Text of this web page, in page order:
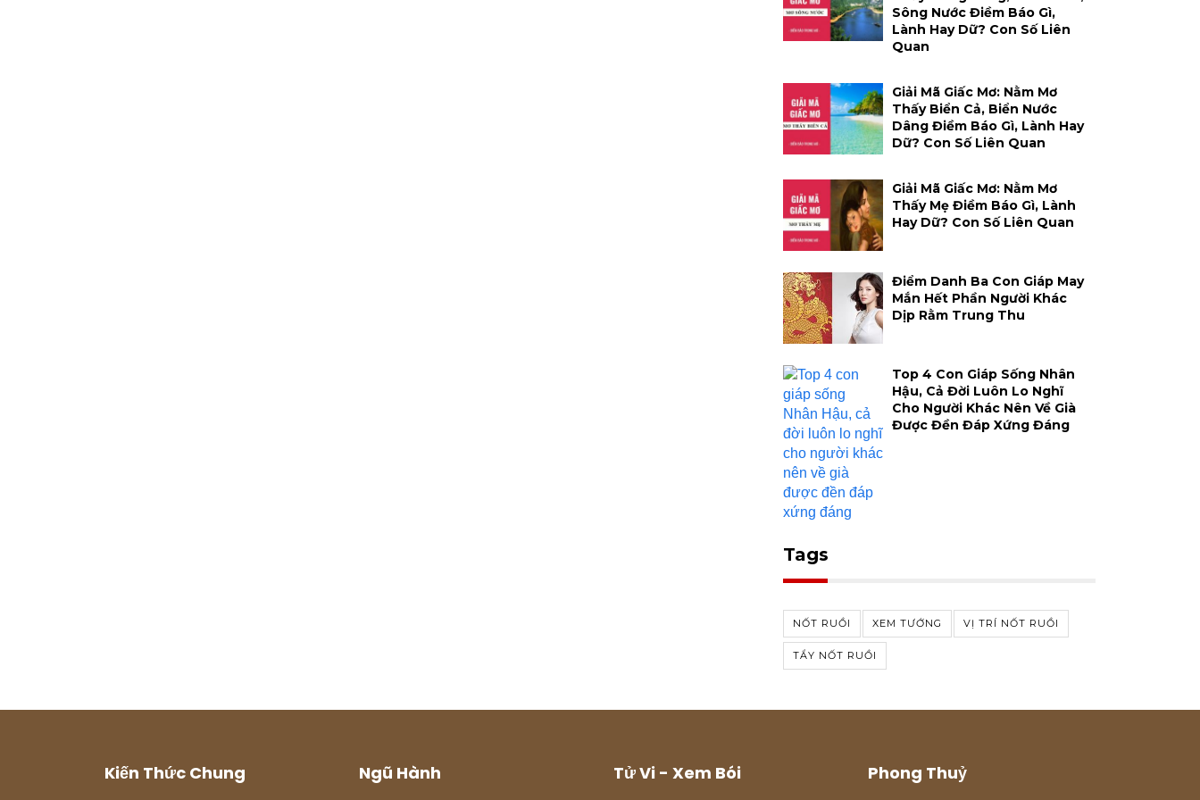
Sông Nước Điềm Báo Gì,
Lành Hay Dữ? Con Số Liên
Quan
Giải Mã Giấc Mơ: Nằm Mơ
Thấy Biển Cả, Biển Nước
Dâng Điềm Báo Gì, Lành Hay
Dữ? Con Số Liên Quan
Giải Mã Giấc Mơ: Nằm Mơ
Thấy Mẹ Điềm Báo Gì, Lành
Hay Dữ? Con Số Liên Quan
Điểm Danh Ba Con Giáp May
Mắn Hết Phần Người Khác
Dịp Rằm Trung Thu
Top 4 Con Giáp Sống Nhân
Hậu, Cả Đời Luôn Lo Nghĩ
Cho Người Khác Nên Về Già
Được Đền Đáp Xứng Đáng
Tags
NỐT RUỒI XEM TƯỚNG VỊ TRÍ NỐT RUỒI
TẨY NỐT RUỒI
Kiến Thức Chung Ngũ Hành Tử Vi - Xem Bói Phong Thuỷ